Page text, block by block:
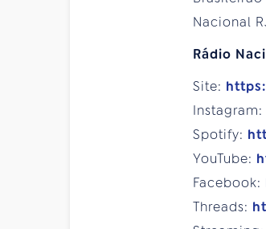
Nacional
Rádio
Site:
Instagram:
Spotify:
YouTube:
Facebook:
Threads: